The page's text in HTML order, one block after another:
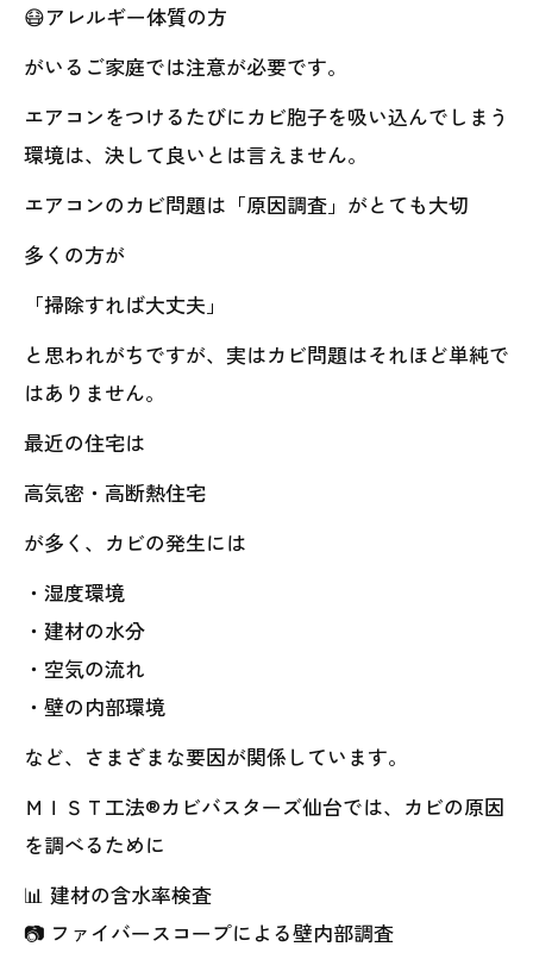
😷アレルギー体質の方
がいるご家庭では注意が必要です。
エアコンをつけるたびにカビ胞子を吸い込んでしまう
環境は、決して良いとは言えません。
エアコンのカビ問題は「原因調査」がとても大切
多くの方が
「掃除すれば大丈夫」
と思われがちですが、実はカビ問題はそれほど単純で
はありません。
最近の住宅は
高気密・高断熱住宅
が多く、カビの発生には
・湿度環境
・建材の水分
・空気の流れ
・壁の内部環境
など、さまざまな要因が関係しています。
ＭＩＳＴ工法®カビバスターズ仙台では、カビの原因
を調べるために
📊 建材の含水率検査
📷 ファイバースコープによる壁内部調査